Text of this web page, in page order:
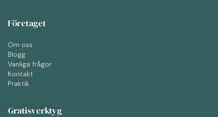
Företaget
Om oss
Blogg
Vanliga frågor
Kontakt
Praktik
Gratisverktyg